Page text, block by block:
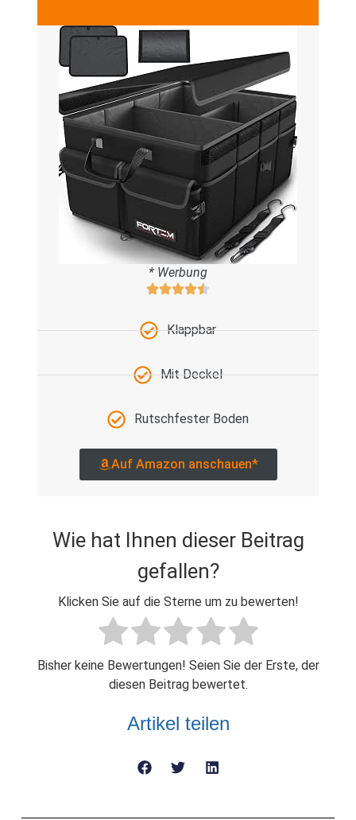
* Werbung
Klappbar
Mit Deckel
Rutschfester Boden
Auf Amazon anschauen*
Wie hat Ihnen dieser Beitrag
gefallen?
Klicken Sie auf die Sterne um zu bewerten!
Bisher keine Bewertungen! Seien Sie der Erste, der
diesen Beitrag bewertet.
Artikel teilen